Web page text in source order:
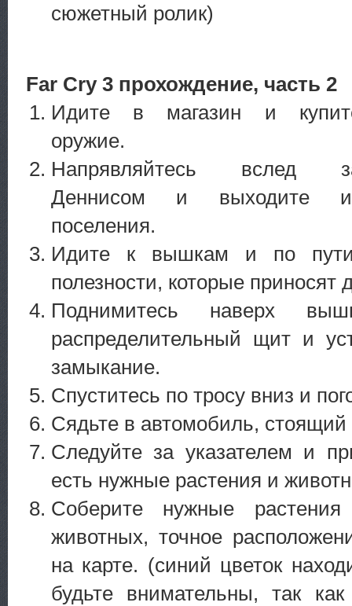
сюжетный ролик)
Far Cry 3 прохождение, часть 2
Идите в магазин и
оружие.
Напрявляйтесь вслед
Деннисом и выходите
поселения.
Идите к вышкам и по пути
полезности, которые приносят
Поднимитесь наверх
распределительный щит и
замыкание.
Спуститесь по тросу вниз и
Сядьте в автомобиль, стоящий
Следуйте за указателем и
есть нужные растения и
Соберите нужные
животных, точное
на карте. (синий цветок
будьте внимательны, так